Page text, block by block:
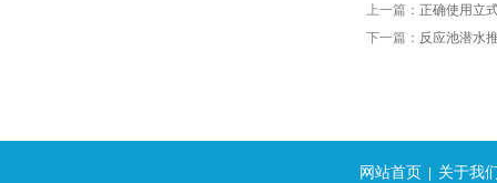
上一篇： 正确使用立
下一篇： 反应池潜水
网站首页 关于我